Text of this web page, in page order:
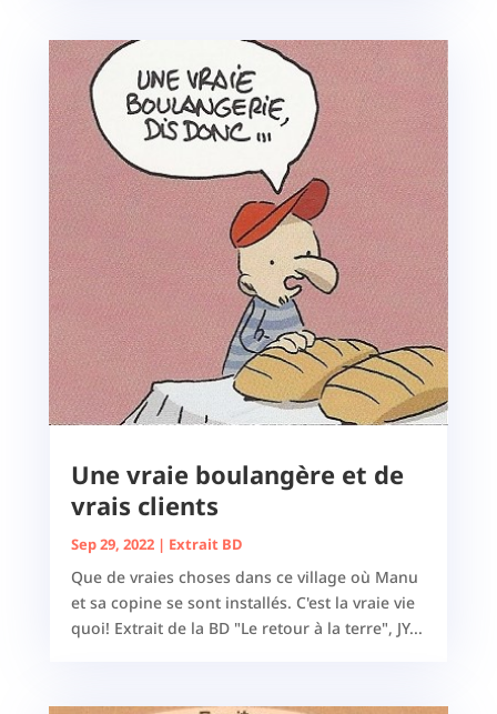
Une vraie boulangère et de
vrais clients
Sep 29, 2022| Extrait BD
Que de vraies choses dans ce village où Manu
et sa copine se sont installés. C'est la vraie vie
quoi! Extrait de la BD "Le retour à la terre", JY...